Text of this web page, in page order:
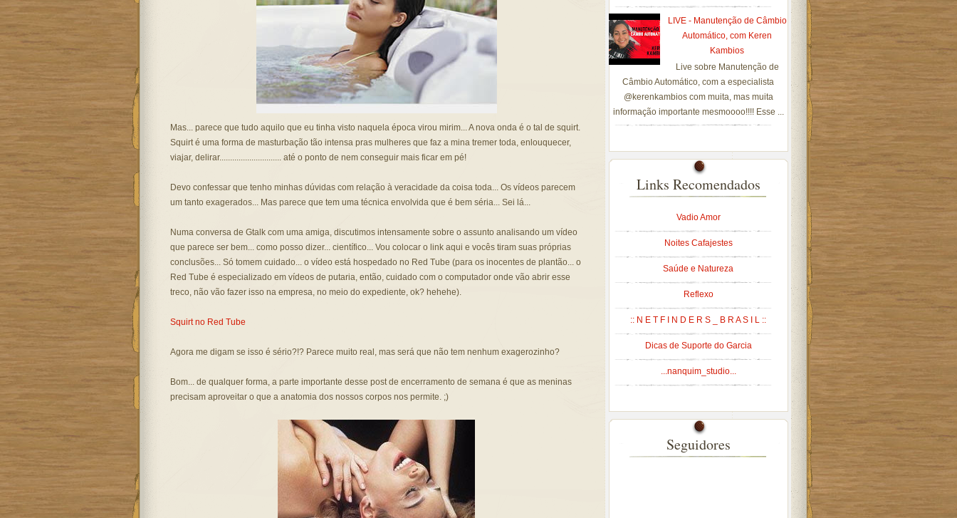
Mas... parece que tudo aquilo que eu tinha visto naquela época virou mirim... A nova onda é o tal de squirt.
Squirt é uma forma de masturbação tão intensa pras mulheres que faz a mina tremer toda, enlouquecer,
viajar, delirar............................. até o ponto de nem conseguir mais ficar em pé!
Devo confessar que tenho minhas dúvidas com relação à veracidade da coisa toda... Os vídeos parecem
um tanto exagerados... Mas parece que tem uma técnica envolvida que é bem séria... Sei lá...
Numa conversa de Gtalk com uma amiga, discutimos intensamente sobre o assunto analisando um vídeo
que parece ser bem... como posso dizer... científico... Vou colocar o link aqui e vocês tiram suas próprias
conclusões... Só tomem cuidado... o vídeo está hospedado no Red Tube (para os inocentes de plantão... o
Red Tube é especializado em vídeos de putaria, então, cuidado com o computador onde vão abrir esse
treco, não vão fazer isso na empresa, no meio do expediente, ok? hehehe).
Squirt no Red Tube
Agora me digam se isso é sério?!? Parece muito real, mas será que não tem nenhum exagerozinho?
Bom... de qualquer forma, a parte importante desse post de encerramento de semana é que as meninas
precisam aproveitar o que a anatomia dos nossos corpos nos permite. ;)
LIVE - Manutenção de Câmbio
Automático, com Keren
Kambios
Live sobre Manutenção de
Câmbio Automático, com a especialista
@kerenkambios com muita, mas muita
informação importante mesmoooo!!!! Esse ...
Links Recomendados
Vadio Amor
Noites Cafajestes
Saúde e Natureza
Reflexo
:: N E T F I N D E R S _ B R A S I L ::
Dicas de Suporte do Garcia
...nanquim_studio...
Seguidores